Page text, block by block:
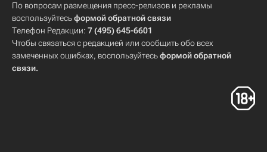
По вопросам размещения пресс-релизов и рекламы
воспользуйтесьформой обратной связи
Телефон Редакции: 7 (495) 645-6601
Чтобы связаться с редакцией или сообщить обо всех
замеченных ошибках, воспользуйтесьформой обратной
связи.